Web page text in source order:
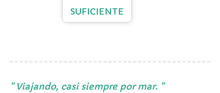
SUFICIENTE
Viajando, casi siempre por mar.